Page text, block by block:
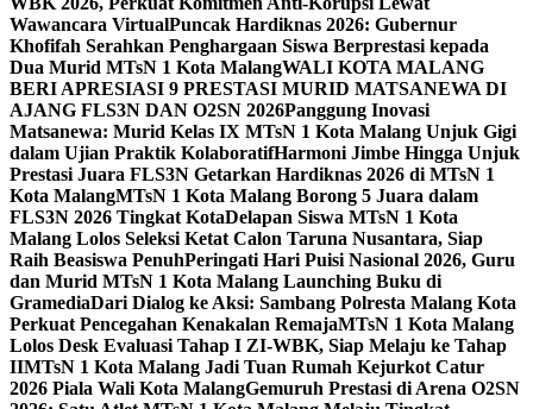
Wawancara VirtualPuncak Hardiknas 2026: Gubernur
Khofifah Serahkan Penghargaan Siswa Berprestasi kepada
Dua Murid MTsN 1 Kota MalangWALI KOTA MALANG
BERI APRESIASI 9 PRESTASI MURID MATSANEWA DI
AJANG FLS3N DAN O2SN 2026Panggung Inovasi
Matsanewa: Murid Kelas IX MTsN 1 Kota Malang Unjuk Gigi
dalam Ujian Praktik KolaboratifHarmoni Jimbe Hingga Unjuk
Prestasi Juara FLS3N Getarkan Hardiknas 2026 di MTsN 1
Kota MalangMTsN 1 Kota Malang Borong 5 Juara dalam
FLS3N 2026 Tingkat KotaDelapan Siswa MTsN 1 Kota
Malang Lolos Seleksi Ketat Calon Taruna Nusantara, Siap
Raih Beasiswa PenuhPeringati Hari Puisi Nasional 2026, Guru
dan Murid MTsN 1 Kota Malang Launching Buku di
GramediaDari Dialog ke Aksi: Sambang Polresta Malang Kota
Perkuat Pencegahan Kenakalan RemajaMTsN 1 Kota Malang
Lolos Desk Evaluasi Tahap I ZI-WBK, Siap Melaju ke Tahap
IIMTsN 1 Kota Malang Jadi Tuan Rumah Kejurkot Catur
2026 Piala Wali Kota MalangGemuruh Prestasi di Arena O2SN